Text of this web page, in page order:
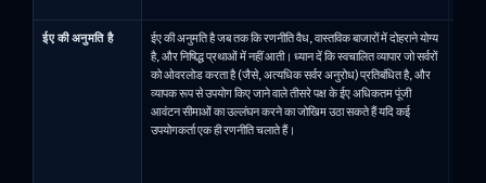
ईए की अनुमति है
ईए की अनुमति है जब तक कि रणनीति वैध, वास्तविक बाजारों में दोहराने योग्य
है, और निषिद्ध प्रथाओं में नहीं आती। ध्यान दें कि स्वचालित व्यापार जो सर्वरों
को ओवरलोड करता है (जैसे, अत्यधिक सर्वर अनुरोध) प्रतिबंधित है, और
व्यापक रूप से उपयोग किए जाने वाले तीसरे पक्ष के ईए अधिकतम पूंजी
आवंटन सीमाओं का उल्लंघन करने का जोखिम उठा सकते हैं यदि कई
उपयोगकर्ता एक ही रणनीति चलाते हैं।